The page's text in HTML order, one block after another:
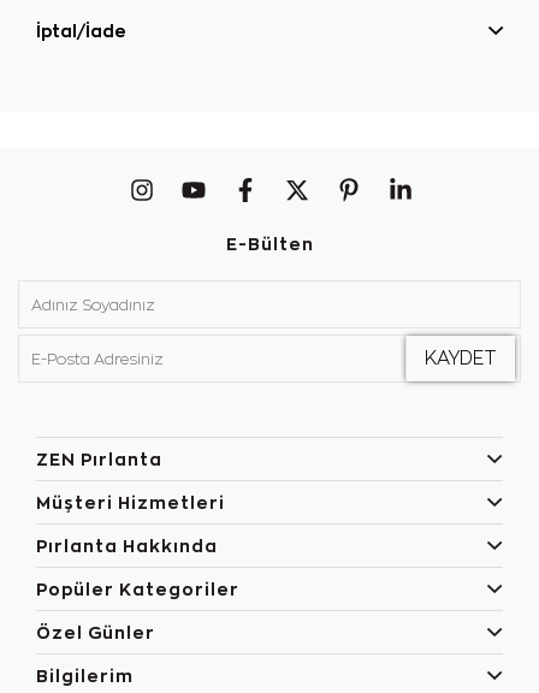
İptal/İade
E-Bülten
ZEN Pırlanta
Müşteri Hizmetleri
Pırlanta Hakkında
Popüler Kategoriler
Özel Günler
Bilgilerim